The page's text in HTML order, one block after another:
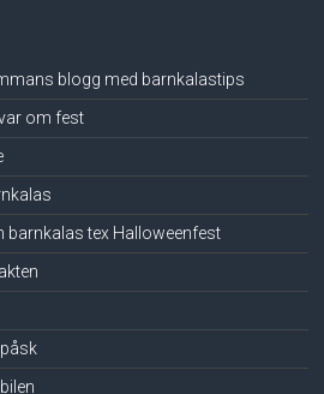
blogg med barnkalastips
om fest
barnkalas tex Halloweenfest